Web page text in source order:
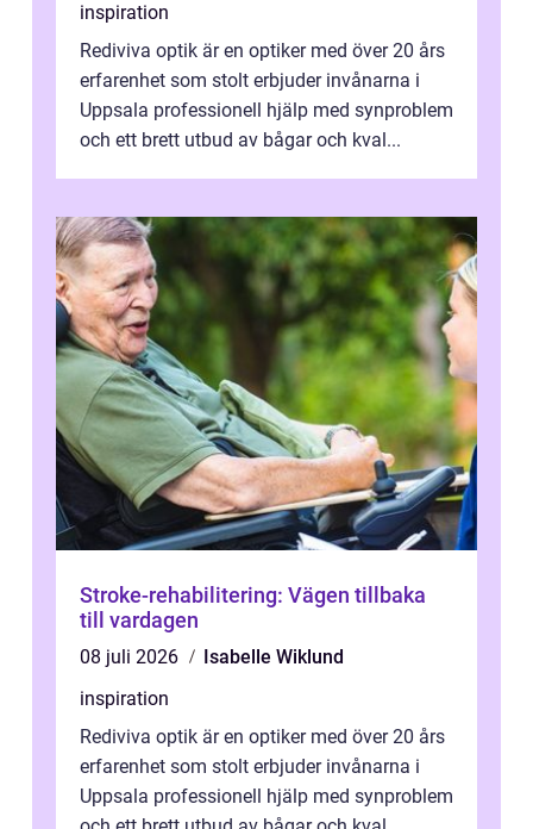
inspiration
Rediviva optik är en optiker med över 20 års
erfarenhet som stolt erbjuder invånarna i
Uppsala professionell hjälp med synproblem
och ett brett utbud av bågar och kval...
Stroke-rehabilitering: Vägen tillbaka
till vardagen
08 juli 2026
Isabelle Wiklund
inspiration
Rediviva optik är en optiker med över 20 års
erfarenhet som stolt erbjuder invånarna i
Uppsala professionell hjälp med synproblem